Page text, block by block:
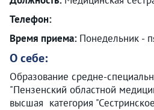
Телефон:
Время приема: Понедельник -
О себе:
Образование средне-
"Пензенский областной
высшая категория